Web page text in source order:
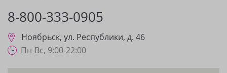
8-800-333-0905
Ноябрьск, ул. Республики, д. 46
Пн-Вс, 9:00-22:00